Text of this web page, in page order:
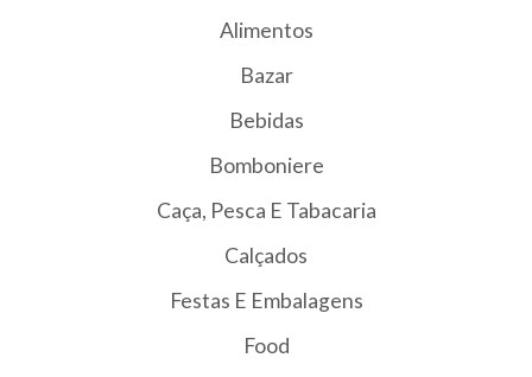
Alimentos
Bazar
Bebidas
Bomboniere
Caça, Pesca E Tabacaria
Calçados
Festas E Embalagens
Food